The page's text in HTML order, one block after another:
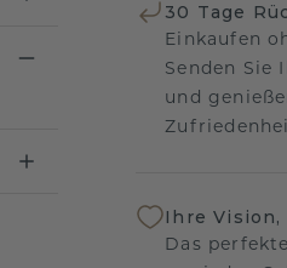
30 Tage
Einkaufen
Senden Sie
und
Ihre
Das